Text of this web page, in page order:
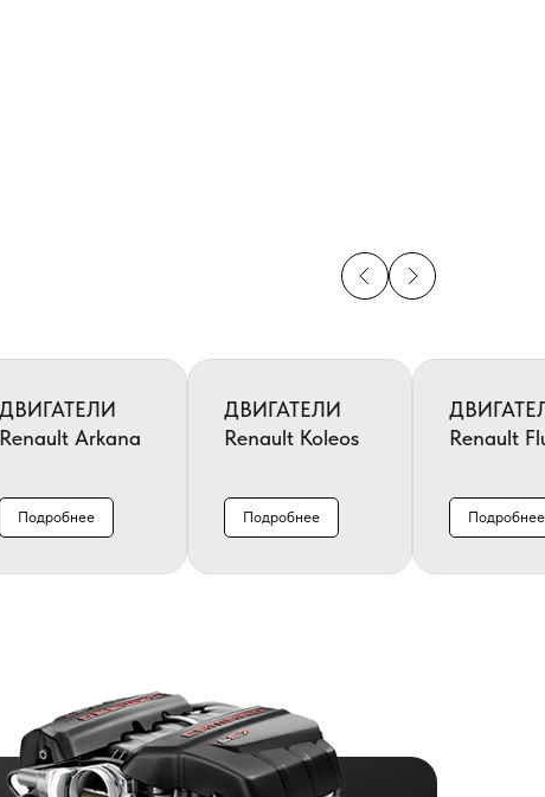
ДВИГАТЕЛИ
Renault Arkana
Подробнее
ДВИГАТЕЛИ
Renault Koleos
Подробнее
Renault
Подробнее